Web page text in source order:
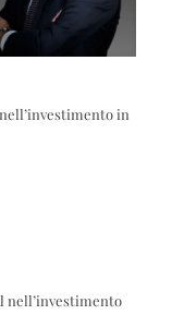
in
nell’investimento